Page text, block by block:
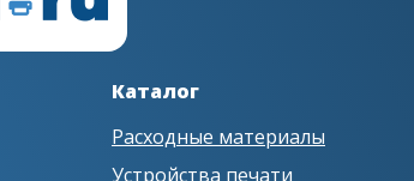
Каталог
Расходные материалы
Устройства печати